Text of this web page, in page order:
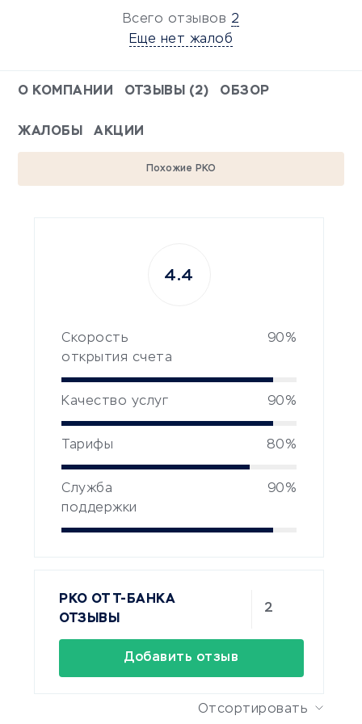
Всего отзывов 2
Еще нет жалоб
О КОМПАНИИ ОТЗЫВЫ (2) ОБЗОР
ЖАЛОБЫ АКЦИИ
Похожие РКО
Скорость
открытия счета
90%
Качество услуг 90%
Тарифы 80%
Служба
поддержки
90%
4.4
РКО ОТ Т-БАНКА
ОТЗЫВЫ
2
Добавить отзыв
Отсортировать